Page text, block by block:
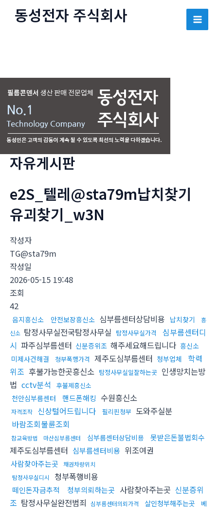
동성전자 주식회사
Main
자유게시판
e2S_텔레@sta79m납치찾기
유괴찾기_w3N
작성자
TG@sta79m
작성일
2026-05-15 19:48
조회
42
음지흥신소 안전보장흥신소 심부름센터상담비용 납치찾기
흥
신소 탐정사무실전국탐정사무실 탐정사무실가격
심부름센터디
시 파주심부름센터 신분증위조 해주세요해드립니다 흥신소
미제사건해결
청부폭행가격 제주도심부름센터 청부업체
학력
위조 후불가능한곳흥신소 탐정사무실일잘하는곳 인생망치는방
법 cctv분석 후불제흥신소
천안심부름센터 핸드폰해킹 수원흥신소
자격조작 신상털어드립니다 필리핀청부 도와주실분
바람조회불륜조회
참교육방법 마산심부름센터 심부름센터상담비용 못받은돈불법회수
제주도심부름센터 심부름센터비용 위조여권
사람찾아주는곳
채권차량위치
탐정사무실디시
청부폭행비용
떼인돈자금추적 청부의뢰하는곳 사람찾아주는곳 신분증위
조 탐정사무실완전범죄 심부름센터의뢰가격 살인청부해주는곳
베